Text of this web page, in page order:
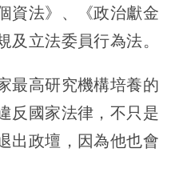
資法》、《政治獻金
立法委員行為法。
最高研究機構培養的
反國家法律，不只是
出政壇，因為他也會